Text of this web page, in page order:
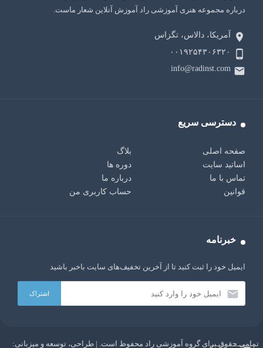
درباره مجموعه هنری آموزشی راد آموزش آنلاین شعار ماست.
آمریکا، دالاس، تگزاس
۰۰۱۹۲۵۴۳۰۶۳۲۰
info@radinst.com
دسترسی سریع
صفحه اصلی
بلاگ
اساتید سایت
دوره ها
تماس با ما
درباره ما
قوانین
حساب کاربری من
خبرنامه
ایمیل خود را ثبت کنید تا از آخرین تخفیف‌های سایت باخبر باشید
تمامی حقوق برای گروه آموزشی راد محفوظ است. | طراحی، توسعه و میزبانی: